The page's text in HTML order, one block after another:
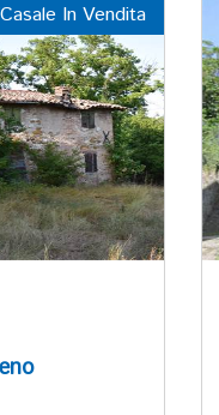
In Vendita